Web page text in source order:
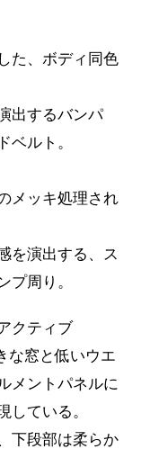
た、ボディ同色
出するバンパ
ベルト。
メッキ処理され
を演出する、ス
プ周り。
クティブ
な窓と低いウエ
メントパネルに
している。
下段部は柔らか